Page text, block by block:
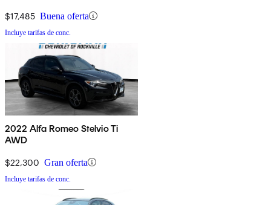
$17,485 Buena oferta
Incluye tarifas de conc.
2022 Alfa Romeo Stelvio Ti
AWD
$22,300 Gran oferta
Incluye tarifas de conc.